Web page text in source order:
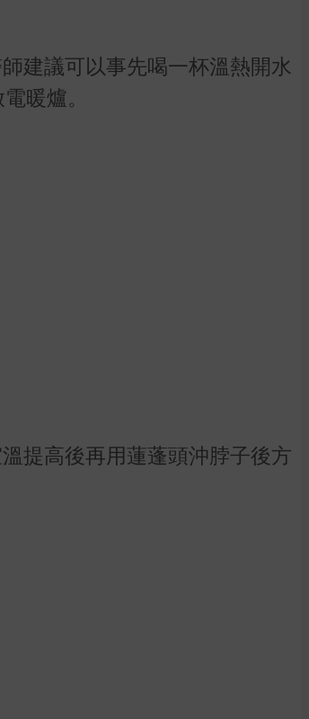
建議可以事先喝一杯溫熱開水
暖爐。
提高後再用蓮蓬頭沖脖子後方